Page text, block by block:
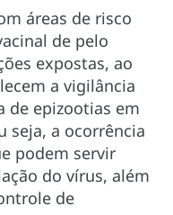
áreas de risco
de pelo
expostas, ao
a vigilância
de epizootias em
a ocorrência
podem servir
do vírus, além
de